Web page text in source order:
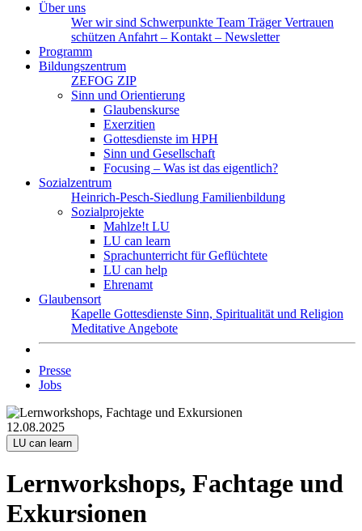
Über uns
Wer wir sind Schwerpunkte Team TrägerVertrauen
schützen Anfahrt – Kontakt – Newsletter
Programm
Bildungszentrum
ZEFOG ZIP
Sinn und Orientierung
Glaubenskurse
Exerzitien
Gottesdienste im HPH
Sinn und Gesellschaft
Focusing – Was ist das eigentlich?
Sozialzentrum
Heinrich-Pesch-Siedlung Familienbildung
Sozialprojekte
Mahlze!t LU
LU can learn
Sprachunterricht für Geflüchtete
LU can help
Ehrenamt
Glaubensort
Kapelle Gottesdienste Sinn, Spiritualität und Religion
Meditative Angebote
Presse
Jobs
12.08.2025
LU can learn
Lernworkshops, Fachtage und
Exkursionen